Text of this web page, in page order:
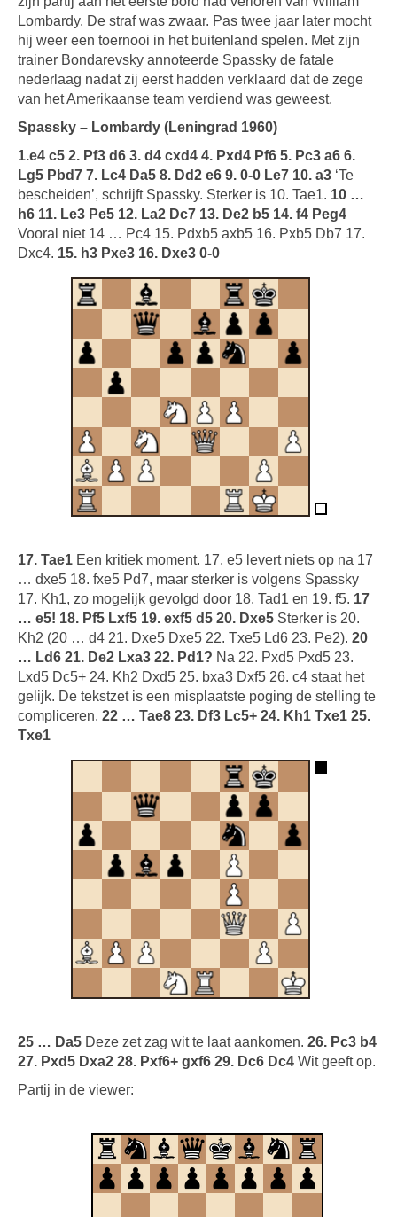
Lombardy. De straf was zwaar. Pas twee jaar later mocht
hij weer een toernooi in het buitenland spelen. Met zijn
trainer Bondarevsky annoteerde Spassky de fatale
nederlaag nadat zij eerst hadden verklaard dat de zege
van het Amerikaanse team verdiend was geweest.
Spassky – Lombardy (Leningrad 1960)
1.e4 c5 2. Pf3 d6 3. d4 cxd4 4. Pxd4 Pf6 5. Pc3 a6 6.
Lg5 Pbd7 7. Lc4 Da5 8. Dd2 e6 9. 0-0 Le7 10. a3 ‘Te
bescheiden’, schrijft Spassky. Sterker is 10. Tae1. 10 …
h6 11. Le3 Pe5 12. La2 Dc7 13. De2 b5 14. f4 Peg4
Vooral niet 14 … Pc4 15. Pdxb5 axb5 16. Pxb5 Db7 17.
Dxc4. 15. h3 Pxe3 16. Dxe3 0-0
17. Tae1 Een kritiek moment. 17. e5 levert niets op na 17
… dxe5 18. fxe5 Pd7, maar sterker is volgens Spassky
17. Kh1, zo mogelijk gevolgd door 18. Tad1 en 19. f5. 17
… e5! 18. Pf5 Lxf5 19. exf5 d5 20. Dxe5 Sterker is 20.
Kh2 (20 … d4 21. Dxe5 Dxe5 22. Txe5 Ld6 23. Pe2). 20
… Ld6 21. De2 Lxa3 22. Pd1? Na 22. Pxd5 Pxd5 23.
Lxd5 Dc5+ 24. Kh2 Dxd5 25. bxa3 Dxf5 26. c4 staat het
gelijk. De tekstzet is een misplaatste poging de stelling te
compliceren. 22 … Tae8 23. Df3 Lc5+ 24. Kh1 Txe1 25.
Txe1
25 … Da5 Deze zet zag wit te laat aankomen. 26. Pc3 b4
27. Pxd5 Dxa2 28. Pxf6+ gxf6 29. Dc6 Dc4 Wit geeft op.
Partij in de viewer: